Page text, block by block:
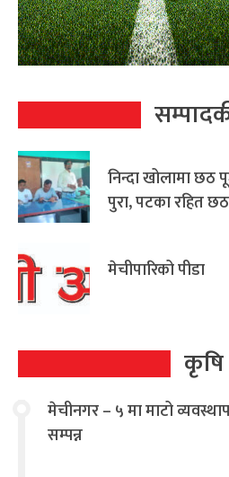
निन्दा खोलामा छठ
पुरा, पटका रहित
मेचीपारिको पीडा
कृषि
मेचीनगर – ५ मा माटो
सम्पन्न